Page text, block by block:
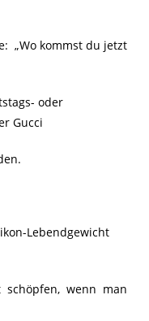
„Wo kommst du jetzt
oder
Gucci
Lebendgewicht
wenn man